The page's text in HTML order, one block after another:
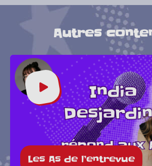
Autres
Les As de l’entrevue